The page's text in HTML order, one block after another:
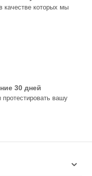
качестве которых мы
30 дней
вашу